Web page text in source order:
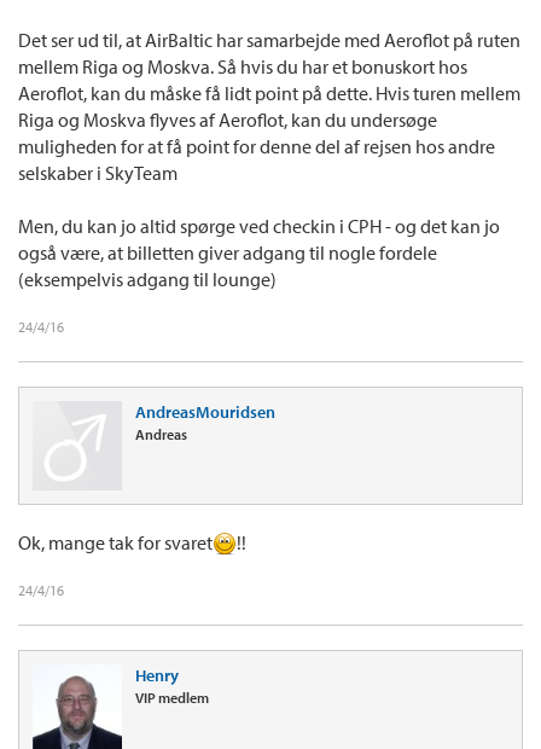
Det ser ud til, at AirBaltic har samarbejde med Aeroflot på ruten
mellem Riga og Moskva. Så hvis du har et bonuskort hos
Aeroflot, kan du måske få lidt point på dette. Hvis turen mellem
Riga og Moskva flyves af Aeroflot, kan du undersøge
muligheden for at få point for denne del af rejsen hos andre
selskaber i SkyTeam
Men, du kan jo altid spørge ved checkin i CPH - og det kan jo
også være, at billetten giver adgang til nogle fordele
(eksempelvis adgang til lounge)
24/4/16
AndreasMouridsen
Andreas
Ok, mange tak for svaret !!
24/4/16
Henry
VIP medlem